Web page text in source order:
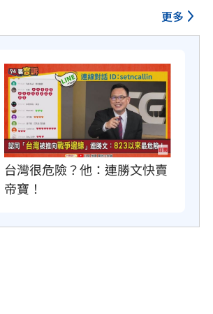
更多
台灣很危險？他：連勝文快賣
帝寶！